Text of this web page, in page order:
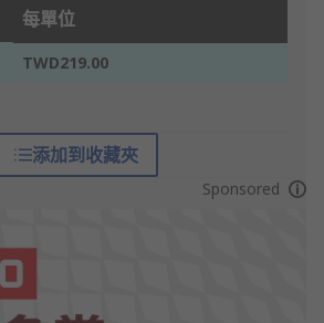
每單位
TWD219.00
添加到收藏夾
Sponsored